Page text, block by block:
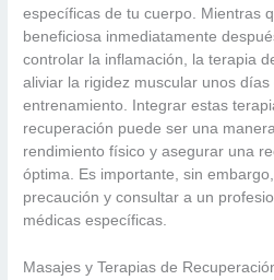
específicas de tu cuerpo. Mientras
beneficiosa inmediatamente
controlar la inflamación, la terapia
aliviar la rigidez muscular unos días
entrenamiento. Integrar estas
recuperación puede ser una
rendimiento físico y asegurar una
óptima. Es importante, sin
precaución y consultar a un
médicas específicas.
Masajes y Terapias de